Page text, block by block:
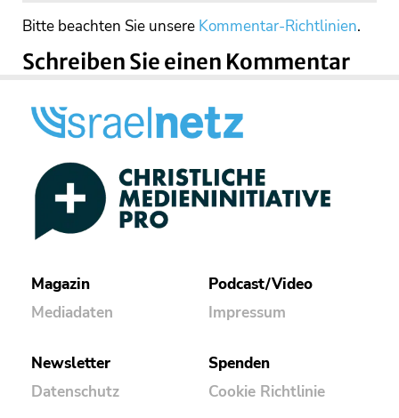
Bitte beachten Sie unsere Kommentar-Richtlinien.
Schreiben Sie einen Kommentar
Magazin
Mediadaten
Podcast/Video
Impressum
Newsletter
Datenschutz
Spenden
Cookie Richtlinie